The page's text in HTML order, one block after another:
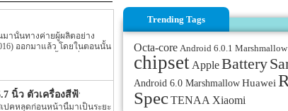
านั้นทางค่ายผู้ผลิตอย่าง
ออกมาแล้ว โดยในตอนนั้น
A8 (2016) นั้นจะเริ่มวาง
ยการจำหน่ายนั้นจะเป็นแบบ
ออกมาอีกครั้ง สำหรับข่าว
นั้นจากที่เมื่อวันที่ 1 ตุลาคมที่
ระบุว่า Samsung Galaxy
นิ้ว ตัวเครื่องสีฟ้าสดใส สเปคแรง
เปคหลุดก่อนหน้านี้มาเป็นระยะ
Trending Tags
Octa-core Android 6.0.1 Marshmallow
chipsetAppleBattery
Android 6.0 MarshmallowHuawei
SpecTENAA Xiaomi